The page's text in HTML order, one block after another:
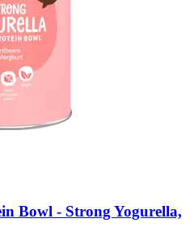
Bowl -​ Strong Yogurella,